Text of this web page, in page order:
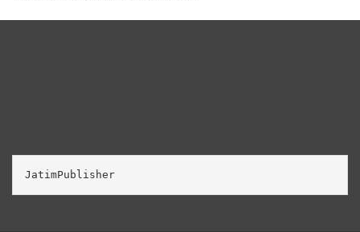
JatimPublisher